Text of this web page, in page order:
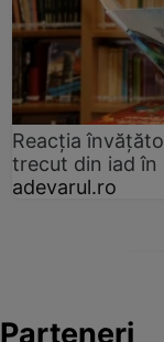
Reacția
trecut din iad în
adevarul.ro
Parteneri